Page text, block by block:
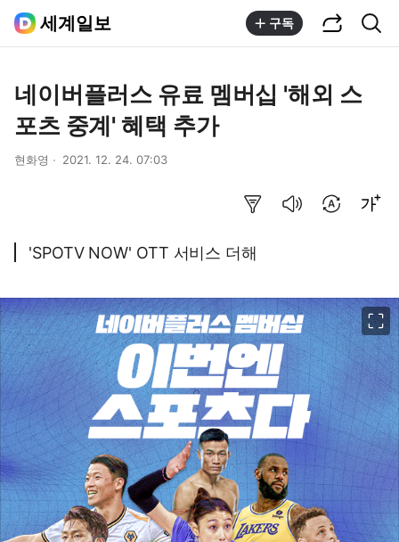
세계일보 구독
네이버플러스 유료 멤버십 '해외 스
포츠 중계' 혜택 추가
현화영 2021. 12. 24. 07:03
'SPOTV NOW' OTT 서비스 더해